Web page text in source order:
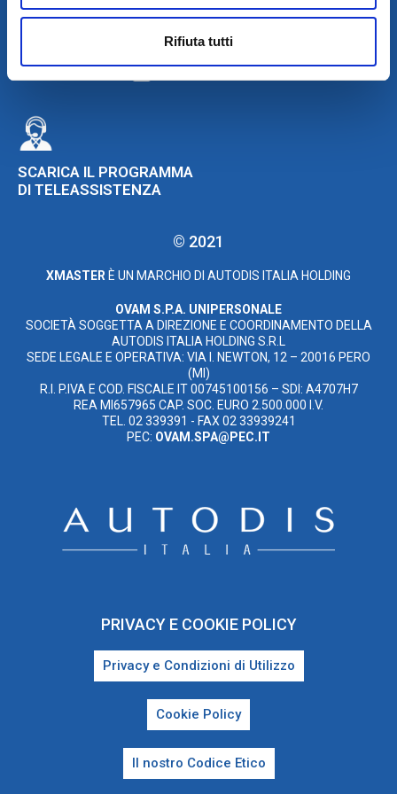
Rifiuta tutti
SCARICA IL PROGRAMMA
DI TELEASSISTENZA
© 2021
XMASTER È UN MARCHIO DI AUTODIS ITALIA HOLDING
OVAM S.P.A. UNIPERSONALE
SOCIETÀ SOGGETTA A DIREZIONE E COORDINAMENTO DELLA
AUTODIS ITALIA HOLDING S.R.L
SEDE LEGALE E OPERATIVA: VIA I. NEWTON, 12 – 20016 PERO
(MI)
R.I. P.IVA E COD. FISCALE IT 00745100156 – SDI: A4707H7
REA MI657965 CAP. SOC. EURO 2.500.000 I.V.
TEL. 02 339391 - FAX 02 33939241
PEC: OVAM.SPA@PEC.IT
PRIVACY E COOKIE POLICY
Privacy e Condizioni di Utilizzo
Cookie Policy
Il nostro Codice Etico